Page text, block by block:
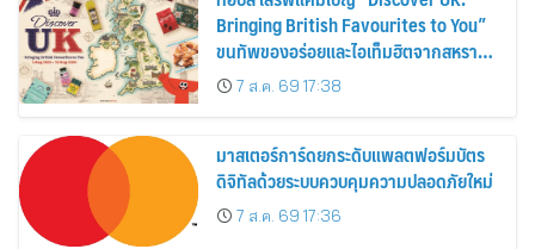
Bringing British Favourites to You”
ขนทัพของอร่อยและไอเท็มฮิตจากสหราช
อาณาจักร ส่งตรงถึงมือตั้งแต่วันนี้ – 18
สิงหาคมนี้
7 ส.ค. 69 17:38
มาสเตอร์การ์ดยกระดับแพลตฟอร์มบัตร
ดิจิทัลด้วยระบบควบคุมความปลอดภัยใหม่
7 ส.ค. 69 17:36